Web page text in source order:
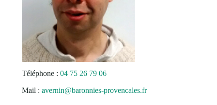
Téléphone : 04 75 26 79 06
Mail : avernin@baronnies-provencales.fr